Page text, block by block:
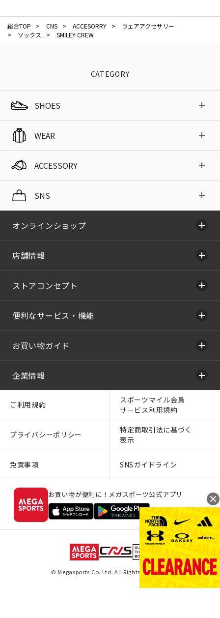
総合TOP > CNS > ACCESORRY >
ウェアアクセサリー
>
ソックス > SMILEY CREW
CATEGORY
SHOES
WEAR
ACCESSORY
SNS
オンラインショップ
店舗情報
ストアコンセプト
便利なサービス・機能
お買い物ガイド
企業情報
ご利用規約
スポーツマイル会員
サービス利用規約
プライバシーポリシー
特定商取引法に基づく
表示
免責事項 SNSガイドライン
お買い物が便利に！メガスポーツ公式アプリ
© Megasports Co. Ltd. All Rights Reserved.